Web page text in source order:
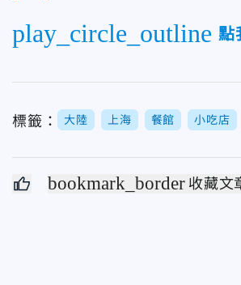
play_circle_outline 點
標籤： 大陸 上海 餐館 小吃店
bookmark_border 收藏文